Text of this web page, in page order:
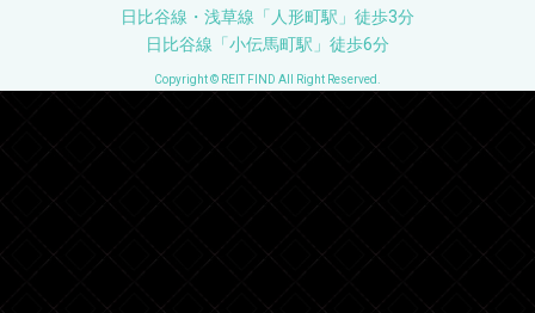
日比谷線・浅草線「人形町駅」徒歩3分
日比谷線「小伝馬町駅」徒歩6分
Copyright © REIT FIND All Right Reserved.